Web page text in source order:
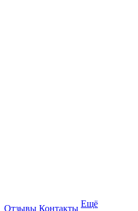
Отзывы Контакты Ещё